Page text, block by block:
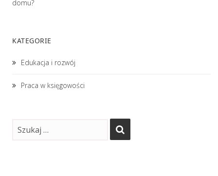
domu?
KATEGORIE
Edukacja i rozwój
Praca w księgowości